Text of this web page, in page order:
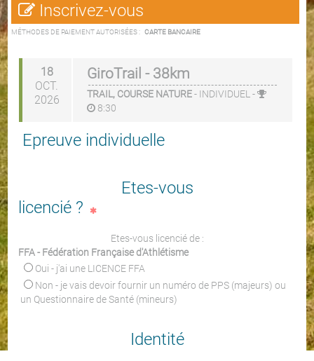
Inscrivez-vous
MÉTHODES DE PAIEMENT AUTORISÉES : CARTE BANCAIRE
18
OCT.
2026
GiroTrail - 38km
TRAIL, COURSE NATURE - INDIVIDUEL -
8:30
Epreuve individuelle
Etes-vous
licencié ?
Etes-vous licencié de :
FFA - Fédération Française d'Athlétisme
Oui - j'ai une LICENCE FFA
Non - je vais devoir fournir un numéro de PPS (majeurs) ou
un Questionnaire de Santé (mineurs)
Identité